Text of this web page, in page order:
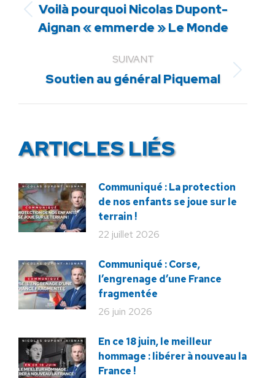
Article
précédent
Voilà pourquoi Nicolas Dupont-
Aignan « emmerde » Le Monde
SUIVANT
Article
:
Soutien au général Piquemal
ARTICLES LIÉS
Communiqué : La protection
de nos enfants se joue sur le
terrain !
22 juillet 2026
Communiqué : Corse,
l’engrenage d’une France
fragmentée
26 juin 2026
En ce 18 juin, le meilleur
hommage : libérer à nouveau la
France !